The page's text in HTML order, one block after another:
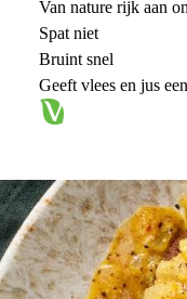
Van nature rijk aan
Spat niet
Bruint snel
Geeft vlees en jus